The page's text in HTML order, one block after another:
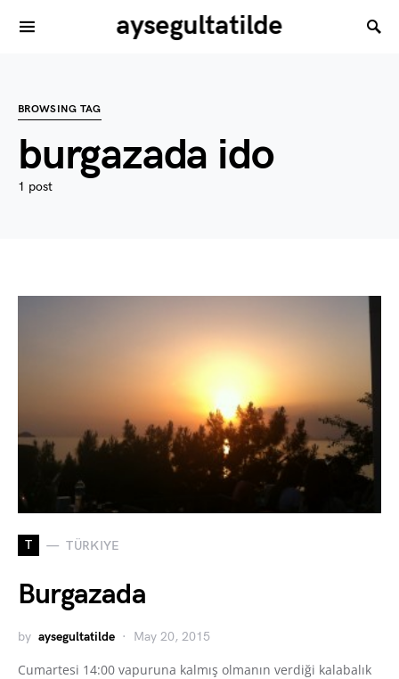
aysegultatilde
BROWSING TAG
burgazada ido
1 post
T TÜRKIYE
Burgazada
by aysegultatilde May 20, 2015
Cumartesi 14:00 vapuruna kalmış olmanın verdiği kalabalık